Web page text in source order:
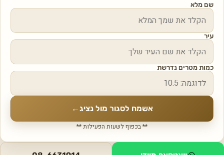
שם מלא
עיר
כמות מטרים נדרשת
אשמח לסגור מול נציג←
** בכפוף לשעות הפעילות **